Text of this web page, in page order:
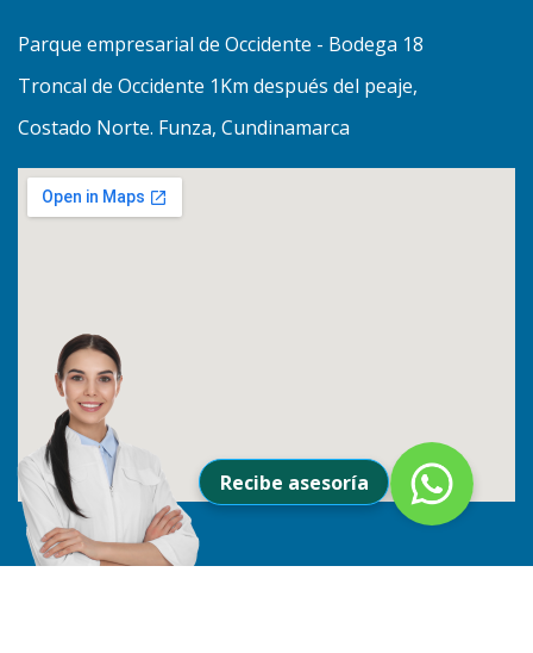
Parque empresarial de Occidente - Bodega 18
Troncal de Occidente 1Km después del peaje,
Costado Norte. Funza, Cundinamarca
Recibe asesoría